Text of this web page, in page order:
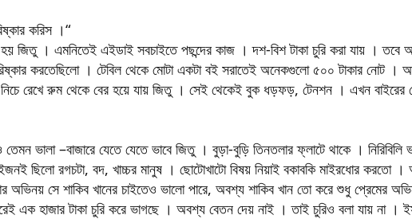
করিস ।“
হয় জিতু । এমনিতেই এইডাই সবচাইতে পছন্দের কাজ । দশ-বিশ টাকা চুরি করা যায় ।
করতেছিলো । টেবিল থেকে মোটা একটা বই সরাতেই অনেকগুলো ৫০০ টাকার নোট
রেখে রুম থেকে বের হয়ে যায় জিতু । সেই থেকেই বুক ধড়ফড়, টেনশন । এখন বাইরের
ভালা –বাজারে যেতে যেতে ভাবে জিতু । বুড়া-বুড়ি তিনতলার ফ্লাটে থাকে ।
ছিলো রগচটা, বদ, খাচ্চর মানুষ । ছোটোখাটো বিষয় নিয়াই বকাবকি মাইরধোর করতো
অভিনয় সে শাকিব খানের চাইতেও ভালো পারে, অবশ্য শাকিব খান তো করে শুধু প্রেমের
এক হাজার টাকা চুরি করে ভাগছে । অবশ্য বেতন দেয় নাই । তাই চুরিও বলা যায় না ।